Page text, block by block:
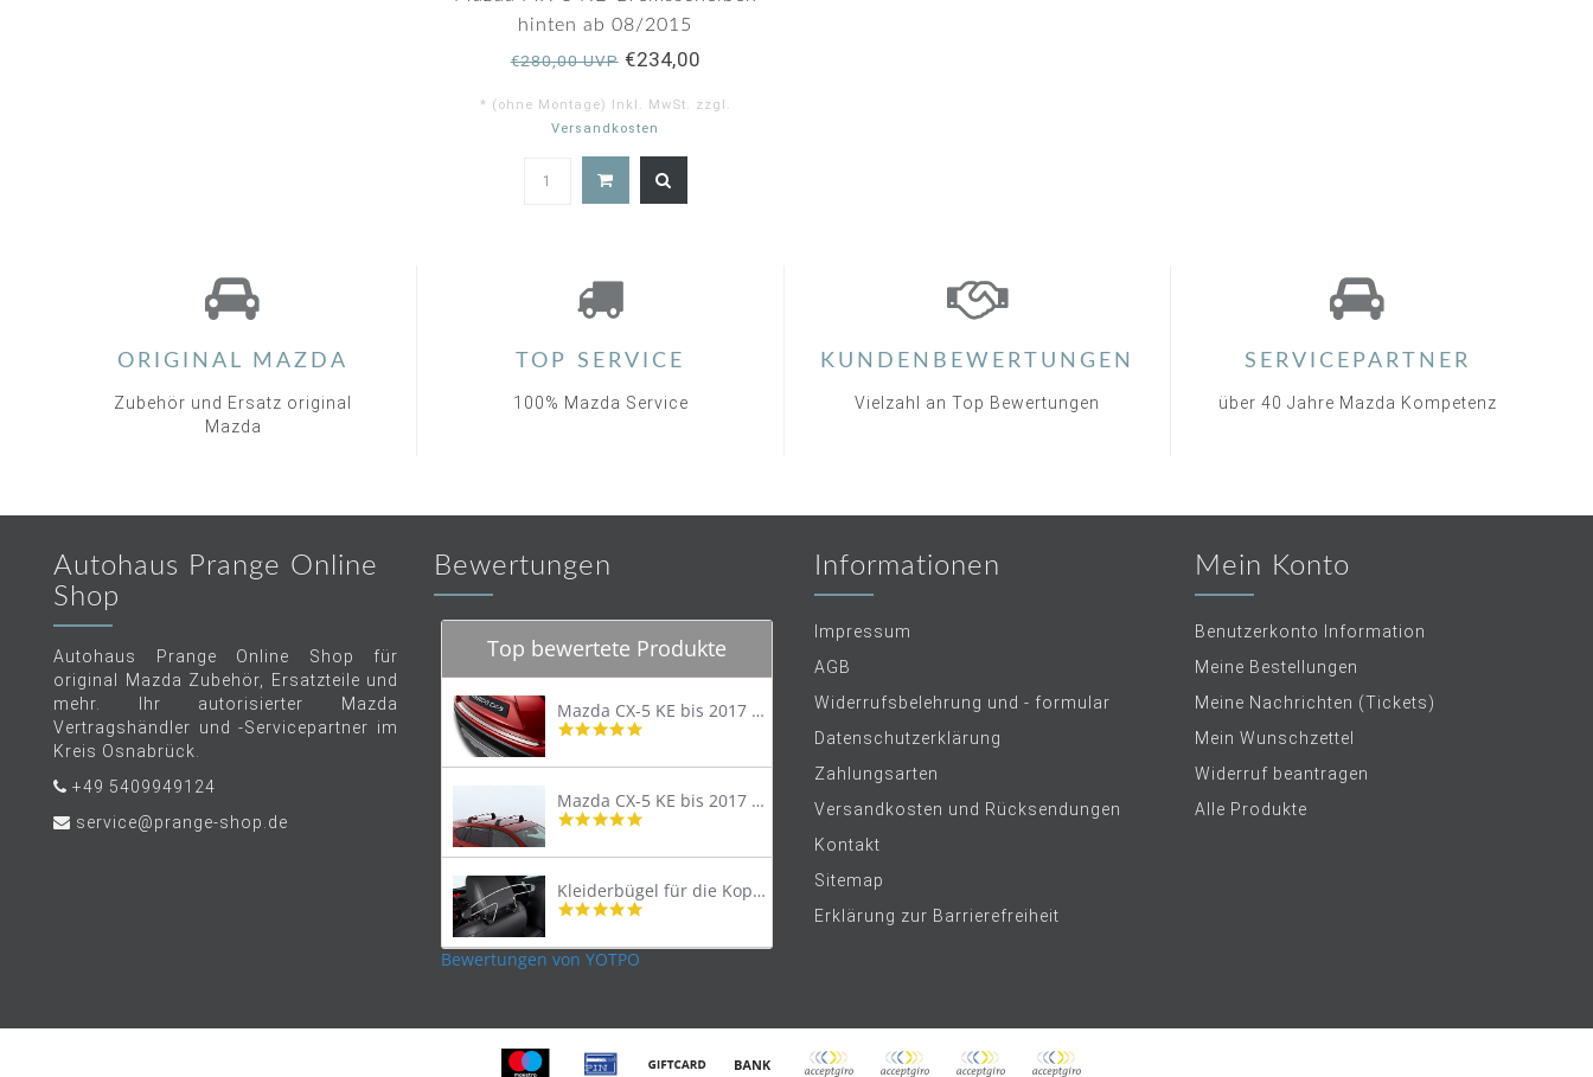
hinten ab 08/2015
€280,00 UVP€234,00
* (ohne Montage) Inkl. MwSt. zzgl.
Versandkosten
ORIGINAL MAZDA
Zubehör und Ersatz original
Mazda
TOP SERVICE
100% Mazda Service
KUNDENBEWERTUNGEN
Vielzahl an Top Bewertungen
SERVICEPARTNER
über 40 Jahre Mazda Kompetenz
Autohaus Prange Online
Shop
Autohaus Prange Online Shop für
original Mazda Zubehör, Ersatzteile und
mehr. Ihr autorisierter Mazda
Vertragshändler und -Servicepartner im
Kreis Osnabrück.
+49 5409949124
service@prange-shop.de
Bewertungen
Top bewertete Produkte
Mazda CX-5 KE bis 2017 Trittschutzleiste Edelstahl original
4.8
rating
Mazda CX-5 KE bis 2017 Lastenträger Dachträger
4.9
rating
Kleiderbügel für die Kopfstütze
4.9
rating
Bewertungen von YOTPO
Informationen
Impressum
AGB
Widerrufsbelehrung und - formular
Datenschutzerklärung
Zahlungsarten
Versandkosten und Rücksendungen
Kontakt
Sitemap
Erklärung zur Barrierefreiheit
Mein Konto
Benutzerkonto Information
Meine Bestellungen
Meine Nachrichten (Tickets)
Mein Wunschzettel
Widerruf beantragen
Alle Produkte